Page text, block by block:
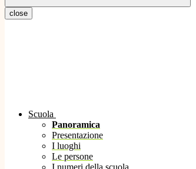
close
Scuola
Panoramica
Presentazione
I luoghi
Le persone